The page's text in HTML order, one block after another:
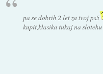
pa se dobrih 2 let za tvoj ps5
kupit,klasika tukaj na slotehu